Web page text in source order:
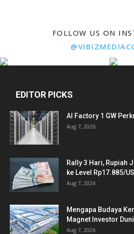
FOLLOW US ON
EDITOR PICKS
AI Factory 1 GW
Aug 7, 2026
Rally 3 Hari, Rupiah
ke Level Rp17.885/
Aug 7, 2026
Mengapa Budaya
Magnet Investor
Aug 7, 2026